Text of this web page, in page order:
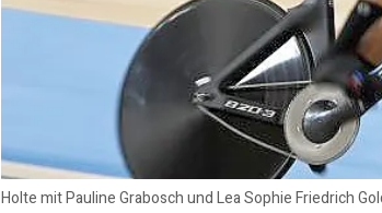
Holte mit Pauline Grabosch und Lea Sophie Friedrich